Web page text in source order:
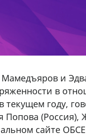
и
в
текущем году,
Попова (Россия),
сайте